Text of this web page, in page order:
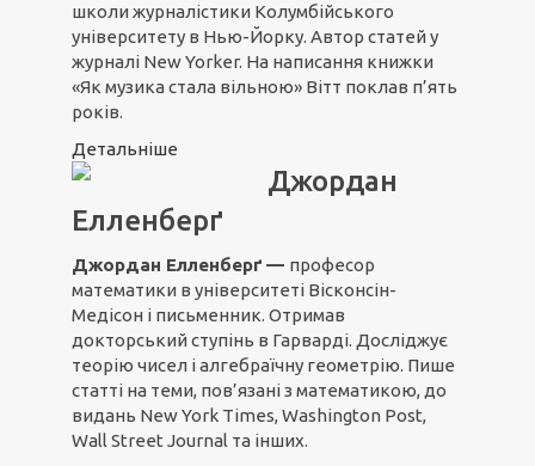
школи журналістики Колумбійського
університету в Нью-Йорку. Автор статей у
журналі New Yorker. На написання книжки
«Як музика стала вільною» Вітт поклав п’ять
років.
Детальніше
Джордан
Елленберґ
Джордан Елленберґ — професор
математики в університеті Вісконсін-
Медісон і письменник. Отримав
докторський ступінь в Гарварді. Досліджує
теорію чисел і алгебраїчну геометрію. Пише
статті на теми, пов’язані з математикою, до
видань New York Times, Washington Post,
Wall Street Journal та інших.